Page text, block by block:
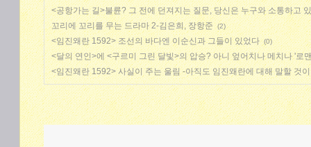
<공항가는 길>불륜? 그 전에 던져지는 질문, 당신은 누구와 소통하고
꼬리에 꼬리를 무는 드라마 2-김은희, 장항준 (2)
<임진왜란 1592> 조선의 바다엔 이순신과 그들이 있었다 (0)
<달의 연인>에 <구르미 그린 달빛>의 압승? 아니 엎어치나 메치나 '로
<임진왜란 1592> 사실이 주는 울림 -아직도 임진왜란에 대해 말할 것